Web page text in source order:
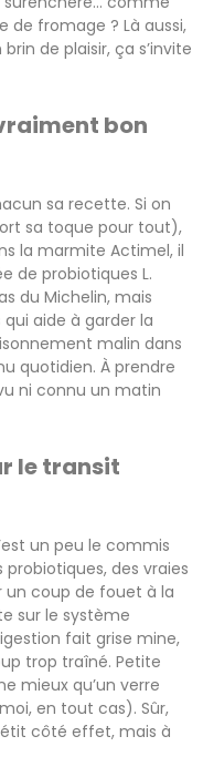
de fromage ? Là aussi,
de plaisir, ça s’invite
bon
sa recette. Si on
sa toque pour tout),
la marmite Actimel, il
de probiotiques L.
du Michelin, mais
aide à garder la
malin dans
quotidien. À prendre
ni connu un matin
le transit
un peu le commis
des vraies
un coup de fouet à la
sur le système
fait grise mine,
trop traîné. Petite
mieux qu’un verre
en tout cas). Sûr,
côté effet, mais à